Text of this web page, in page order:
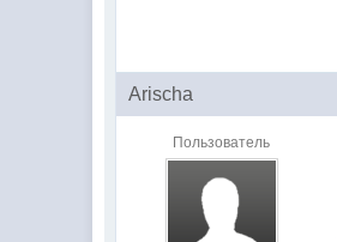
Arischa
Пользователь